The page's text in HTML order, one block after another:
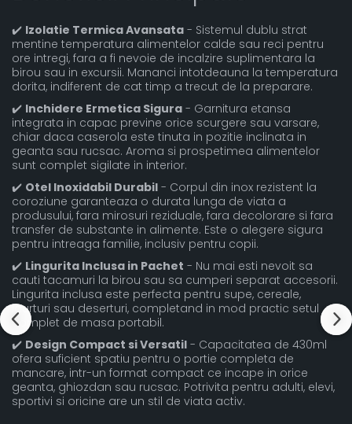
✔️ Izolatie Termica Avansata - Sistemul dublu strat
mentine temperatura alimentelor calde sau reci pentru
ore intregi, fara a fi nevoie de incalzire suplimentara la
birou sau in excursii. Mananci intotdeauna la temperatura
dorita, indiferent de cat timp a trecut de la preparare.
✔️ Inchidere Ermetica Sigura - Garnitura etansa
integrata in capac previne orice scurgere sau varsare,
chiar daca caserola este tinuta in pozitie inclinata in
geanta sau rucsac. Aroma si prospetimea alimentelor
sunt complet sigilate in interior.
✔️ Otel Inoxidabil Durabil - Corpul din inox rezistent la
coroziune garanteaza o durata lunga de viata a
produsului, fara mirosuri reziduale, fara decolorare si fara
transfer de substante in alimente. Este o alegere sigura
pentru intreaga familie, inclusiv pentru copii.
✔️ Lingurita Inclusa in Pachet - Nu mai esti nevoit sa
cauti tacamuri la birou sau sa cumperi separat accesorii.
Lingurita inclusa este perfecta pentru supe, cereale,
iaurturi sau deserturi, completand in mod practic setul
complet de masa portabil.
✔️ Design Compact si Versatil - Capacitatea de 430ml
ofera suficient spatiu pentru o portie completa de
mancare, intr-un format compact ce incape in orice
geanta, ghiozdan sau rucsac. Potrivita pentru adulti, elevi,
sportivi si oricine are un stil de viata activ.